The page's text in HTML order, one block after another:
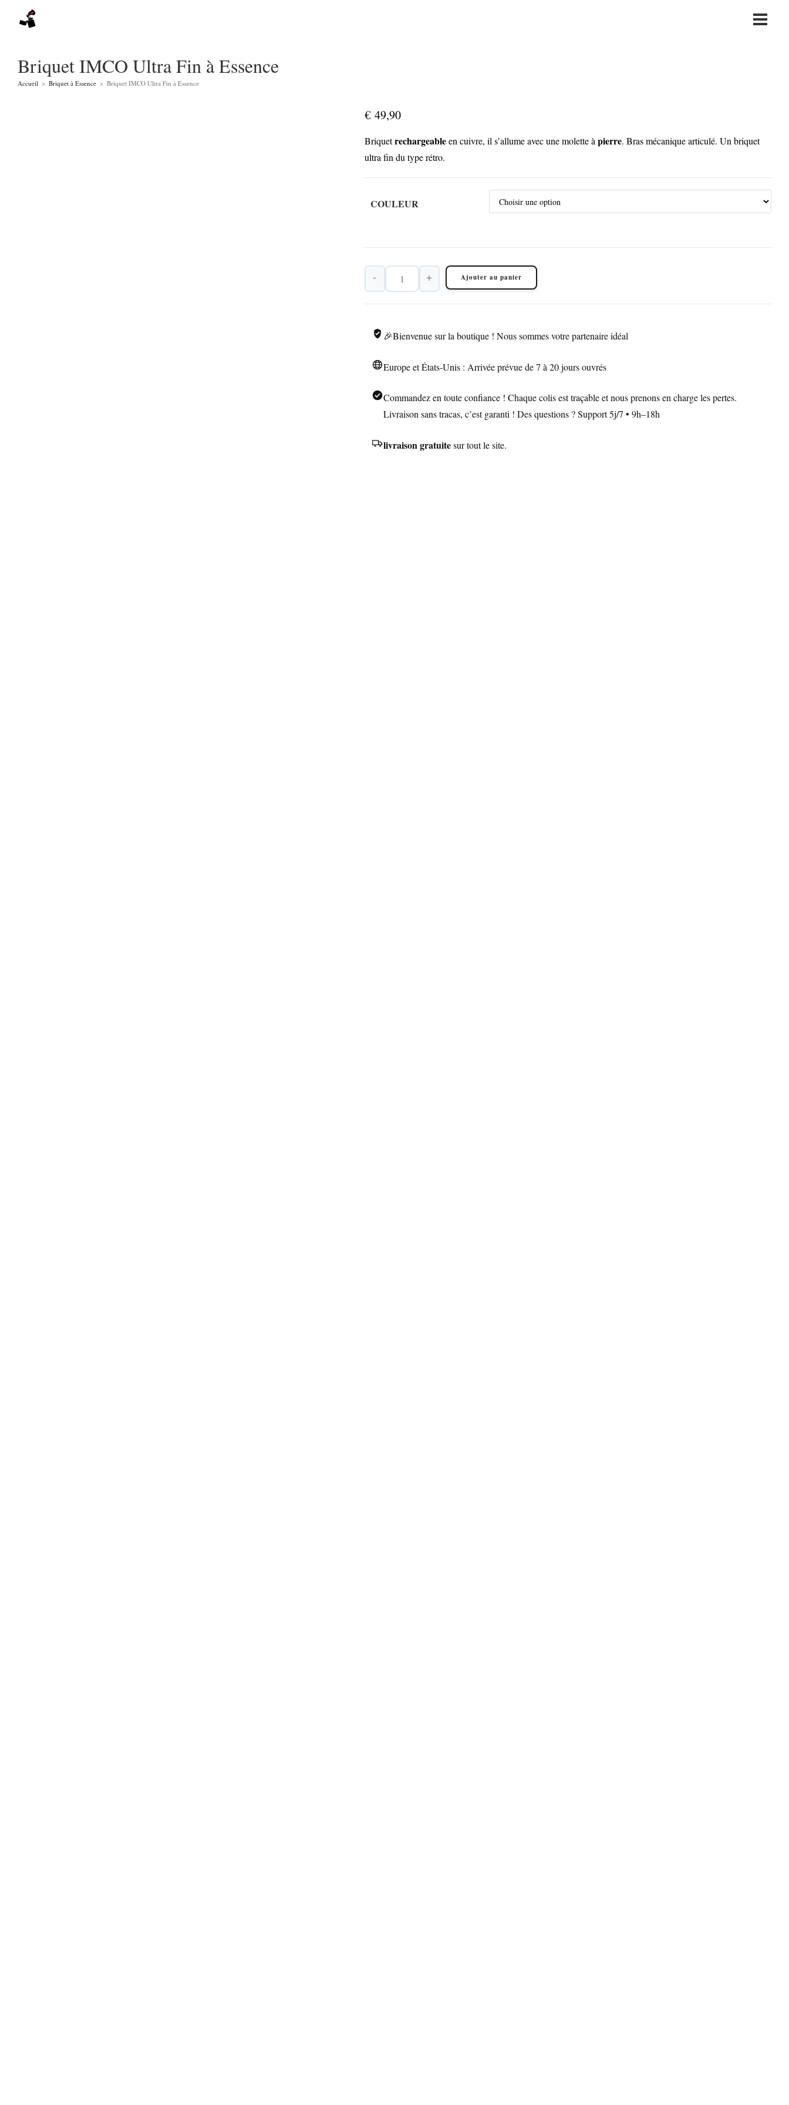
Main
Briquet IMCO Ultra Fin à Essence
Accueil > Briquet à Essence > Briquet IMCO Ultra Fin à Essence
€49,90
Briquetrechargeableen cuivre, il s’allume avec une molette à pierre. Bras mécanique articulé. Un briquet
ultra fin du type rétro.
COULEUR
IMCO
Fin
Essence
- + Ajouter au panier
🎉Bienvenue sur la boutique ! Nous sommes votre partenaire idéal
Europe et États-Unis : Arrivée prévue de 7 à 20 jours ouvrés
Commandez en toute confiance ! Chaque colis est traçable et nous prenons en charge les pertes.
Livraison sans tracas, c’est garanti ! Des questions ? Support 5j/7 • 9h–18h
livraison gratuitesur tout le site.